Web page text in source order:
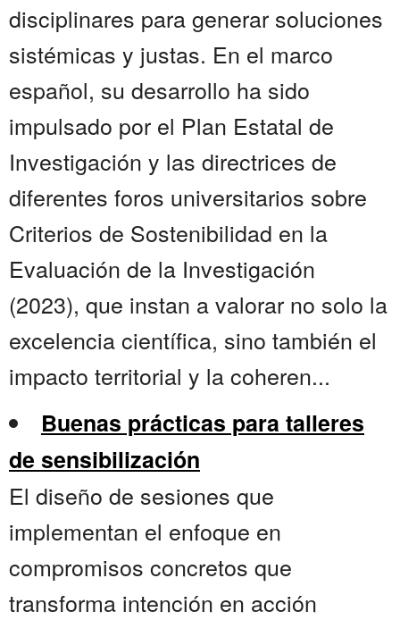
disciplinares para generar soluciones
sistémicas y justas. En el marco
español, su desarrollo ha sido
impulsado por el Plan Estatal de
Investigación y las directrices de
diferentes foros universitarios sobre
Criterios de Sostenibilidad en la
Evaluación de la Investigación
(2023), que instan a valorar no solo la
excelencia científica, sino también el
impacto territorial y la coheren...
Buenas prácticas para talleres
de sensibilización
El diseño de sesiones que
implementan el enfoque en
compromisos concretos que
transforma intención en acción